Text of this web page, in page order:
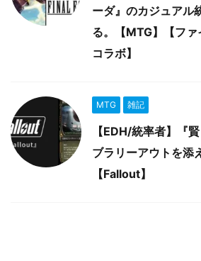
ーダ』のカジュアル
る。【MTG】【フ
コラボ】
MTG 雑記
【EDH/統率者】『
ブラリーアウトを添
【Fallout】